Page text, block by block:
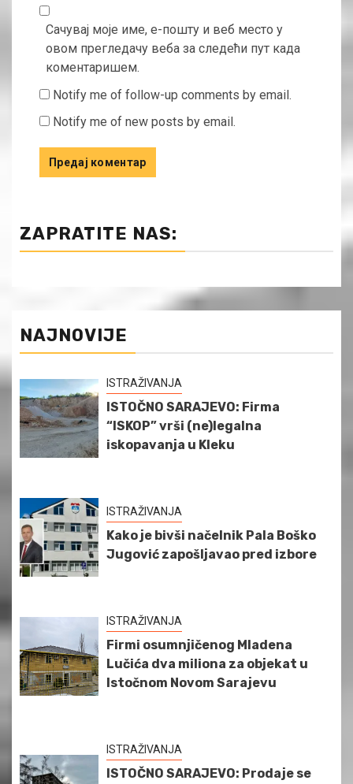
Сачувај моје име, е-пошту и веб место у
овом прегледачу веба за следећи пут када
коментаришем.
Notify me of follow-up comments by email.
Notify me of new posts by email.
ZAPRATITE NAS:
NAJNOVIJE
ISTRAŽIVANJA
ISTOČNO SARAJEVO: Firma
“ISKOP” vrši (ne)legalna
iskopavanja u Kleku
ISTRAŽIVANJA
Kako je bivši načelnik Pala Boško
Jugović zapošljavao pred izbore
ISTRAŽIVANJA
Firmi osumnjičenog Mladena
Lučića dva miliona za objekat u
Istočnom Novom Sarajevu
ISTRAŽIVANJA
ISTOČNO SARAJEVO: Prodaje se